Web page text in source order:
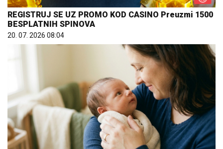
REGISTRUJ SE UZ PROMO KOD CASINO Preuzmi 1500
BESPLATNIH SPINOVA
20. 07. 2026 08:04